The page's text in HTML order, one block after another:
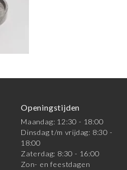
Openingstijden
Maandag: 12:30 - 18:00
Dinsdag t/m vrijdag: 8:30 -
18:00
Zaterdag: 8:30 - 16:00
Zon- en feestdagen